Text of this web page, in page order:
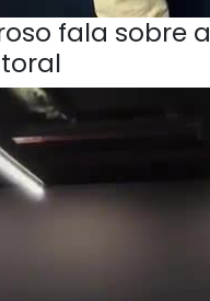
fala sobre a